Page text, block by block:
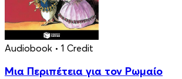
Audiobook • 1 Credit
Μια Περιπέτεια για τον Ρωμαίο